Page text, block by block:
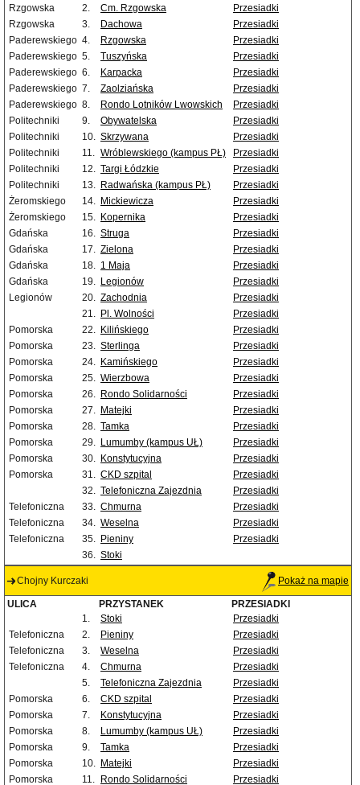
Rzgowska
2. Cm. Rzgowska
Przesiadki
Rzgowska
3. Dachowa
Przesiadki
Paderewskiego 4. Rzgowska
Przesiadki
Paderewskiego 5. Tuszyńska
Przesiadki
Paderewskiego 6. Karpacka
Przesiadki
Paderewskiego 7. Zaolziańska
Przesiadki
Paderewskiego 8. Rondo Lotników Lwowskich
Przesiadki
Politechniki
9. Obywatelska
Przesiadki
Politechniki
10. Skrzywana
Przesiadki
Politechniki
11. Wróblewskiego (kampus PŁ)
Przesiadki
Politechniki
12. Targi Łódzkie
Przesiadki
Politechniki
13. Radwańska (kampus PŁ)
Przesiadki
Żeromskiego
14. Mickiewicza
Przesiadki
Żeromskiego
15. Kopernika
Przesiadki
Gdańska
16. Struga
Przesiadki
Gdańska
17. Zielona
Przesiadki
Gdańska
18. 1 Maja
Przesiadki
Gdańska
19. Legionów
Przesiadki
Legionów
20. Zachodnia
Przesiadki
21. Pl. Wolności
Przesiadki
Pomorska
22. Kilińskiego
Przesiadki
Pomorska
23. Sterlinga
Przesiadki
Pomorska
24. Kamińskiego
Przesiadki
Pomorska
25. Wierzbowa
Przesiadki
Pomorska
26. Rondo Solidarności
Przesiadki
Pomorska
27. Matejki
Przesiadki
Pomorska
28. Tamka
Przesiadki
Pomorska
29. Lumumby (kampus UŁ)
Przesiadki
Pomorska
30. Konstytucyjna
Przesiadki
Pomorska
31. CKD szpital
Przesiadki
32. Telefoniczna Zajezdnia
Przesiadki
Telefoniczna
33. Chmurna
Przesiadki
Telefoniczna
34. Weselna
Przesiadki
Telefoniczna
35. Pieniny
Przesiadki
36. Stoki
Chojny Kurczaki Pokaż na mapie
ULICA PRZYSTANEK
PRZESIADKI
1.
Stoki
Przesiadki
Telefoniczna
2. Pieniny
Przesiadki
Telefoniczna
3. Weselna
Przesiadki
Telefoniczna
4. Chmurna
Przesiadki
5.
Telefoniczna Zajezdnia
Przesiadki
Pomorska
6. CKD szpital
Przesiadki
Pomorska
7. Konstytucyjna
Przesiadki
Pomorska
8. Lumumby (kampus UŁ)
Przesiadki
Pomorska
9. Tamka
Przesiadki
Pomorska
10. Matejki
Przesiadki
Pomorska
11. Rondo Solidarności
Przesiadki